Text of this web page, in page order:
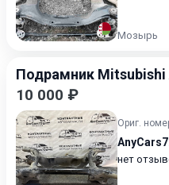
Мозырь
Подрамник Mitsubishi
10 000 ₽
Ориг.
нет